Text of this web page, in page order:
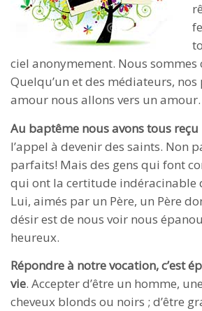
ciel anonymement. Nous sommes
Quelqu’un et des médiateurs, nos
amour nous allons vers un amour.
Au baptême nous avons tous
l’appel à devenir des saints. Non
parfaits! Mais des gens qui font
qui ont la certitude indéracinable
Lui, aimés par un Père, un Père
désir est de nous voir nous
heureux.
Répondre à notre vocation, c’est
vie. Accepter d’être un homme,
cheveux blonds ou noirs ; d’être